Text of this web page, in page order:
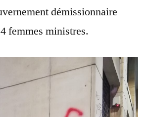
démissionnaire
femmes ministres.